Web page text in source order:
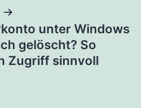
unter Windows
gelöscht? So
Zugriff sinnvoll